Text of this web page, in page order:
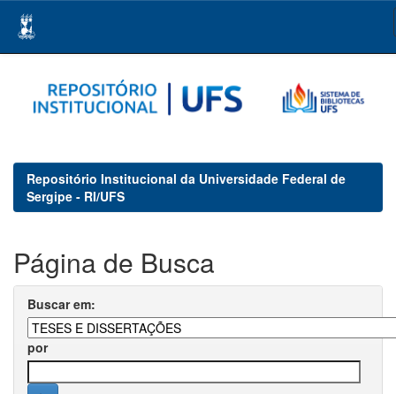
navigation
Repositório Institucional da Universidade Federal de
Sergipe - RI/UFS
Página de Busca
Buscar em:
por